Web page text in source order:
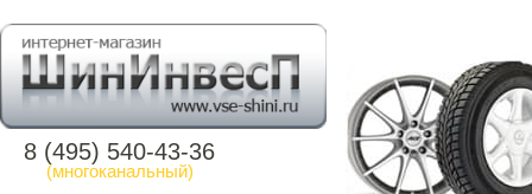
8 (495) 540-43-36
(многоканальный)